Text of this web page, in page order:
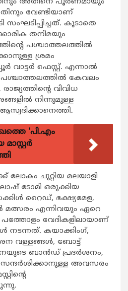
വേണ്ടിയാണ്
കൂടാതെ
തനിമയും
പശ്ചാത്തലത്തില്‍
ശ്രമം
വാട്ടര്‍ ഫെസ്റ്റ്. എന്നാല്‍
പശ്ചാത്തലത്തില്‍ കേവലം
വിവിധ
നിന്നുമുള്ള
'പി.എം
ലോകം ചുറ്റിയ മലയാളി
ടോമി ഒരുക്കിയ
റൈഡ്, ഭക്ഷ്യമേള,
മത്സരം എന്നിവയും ഏറെ
പത്തോളം വേദികളിലായാണ്
കയാക്കിംഗ്,
വള്ളങ്ങള്‍, ബോട്ട്
ബാന്‍ഡ് പ്രദര്‍ശനം,
അവസരം